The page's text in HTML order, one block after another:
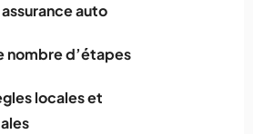
auto
nombre d’étapes
locales et